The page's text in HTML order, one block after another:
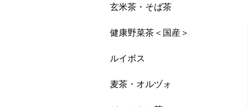
玄米茶・そば茶
健康野菜茶＜国産＞
ルイボス
麦茶・オルヅォ